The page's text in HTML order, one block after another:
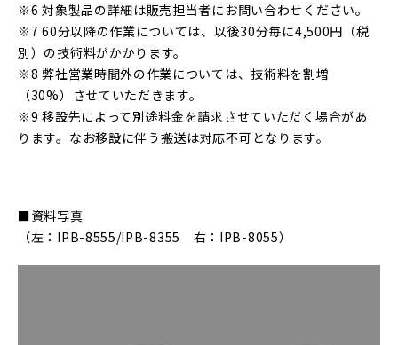
※6 対象製品の詳細は販売担当者にお問い合わせください。
※7 60分以降の作業については、以後30分毎に4,500円（税
別）の技術料がかかります。
※8 弊社営業時間外の作業については、技術料を割増
（30%）させていただきます。
※9 移設先によって別途料金を請求させていただく場合があ
ります。なお移設に伴う搬送は対応不可となります。
■資料写真
（左：IPB-8555/IPB-8355 右：IPB-8055）